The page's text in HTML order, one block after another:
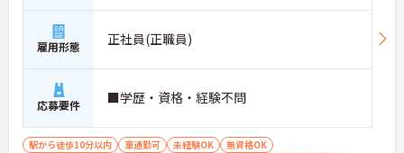
雇用形態 正社員(正職員)
応募要件 ■学歴・資格・経験不問
駅から徒歩10分以内 車通勤可 未経験OK
無資格OK